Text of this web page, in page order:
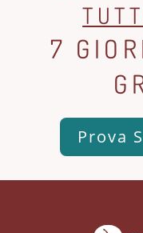
7
Prova